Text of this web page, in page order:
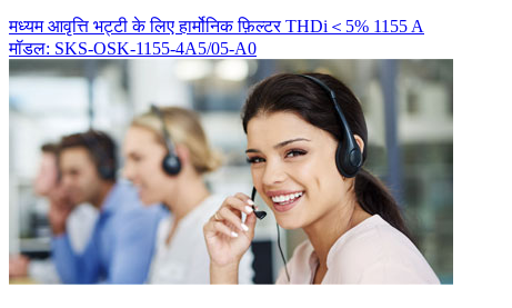
मध्यम आवृत्ति भट्टी के लिए हार्मोनिक फ़िल्टर THDi＜5% 1155 A
मॉडल: SKS-OSK-1155-4A5/05-A0